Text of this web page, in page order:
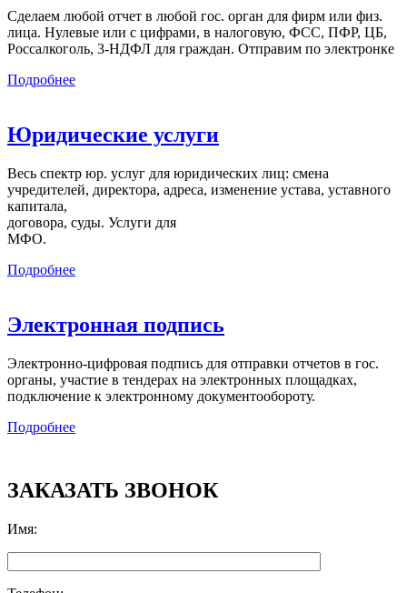
Сделаем любой отчет в любой гос. орган для фирм или физ.
лица. Нулевые или с цифрами, в налоговую, ФСС, ПФР, ЦБ,
Россалкоголь, 3-НДФЛ для граждан. Отправим по электронке
Подробнее
Юридические услуги
Весь спектр юр. услуг для юридических лиц: смена
учредителей, директора, адреса, изменение устава, уставного
капитала,
договора, суды. Услуги для
МФО.
Подробнее
Электронная подпись
Электронно-цифровая подпись для отправки отчетов в гос.
органы, участие в тендерах на электронных площадках,
подключение к электронному документообороту.
Подробнее
ЗАКАЗАТЬ ЗВОНОК
Имя: